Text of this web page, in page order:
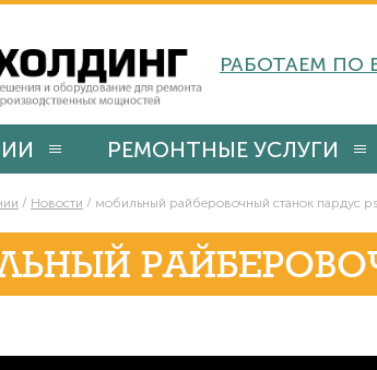
РАБОТАЕМ ПО
РЕМОНТНЫЕ УСЛУГИ
/ Новости / мобильный райберовочный станок пардус